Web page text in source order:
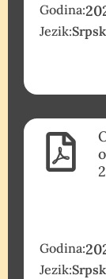
Godina:
Jezik:
Godina:
Jezik: